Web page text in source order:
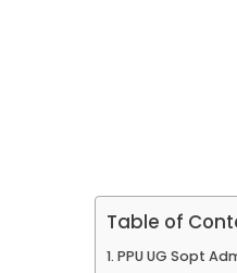
Table of
PPU UG Sopt